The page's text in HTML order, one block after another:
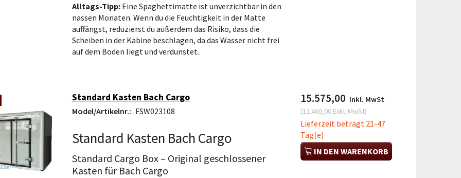
Alltags-Tipp:Eine Spaghettimatte ist unverzichtbar in den
nassen Monaten. Wenn du die Feuchtigkeit in der Matte
auffängst, reduzierst du außerdem das Risiko, dass die
Scheiben in der Kabine beschlagen, da das Wasser nicht frei
auf dem Boden liegt und verdunstet.
Standard Kasten Bach Cargo
Model/Artikelnr.: FSW023108
Standard Kasten Bach Cargo
Standard Cargo Box – Original geschlossener
Kasten für Bach Cargo
15.575,00 Inkl. MwSt
(12.460,00Exkl. MwSt)
Lieferzeit beträgt 21-47
Tag(e)
IN DEN WARENKORB